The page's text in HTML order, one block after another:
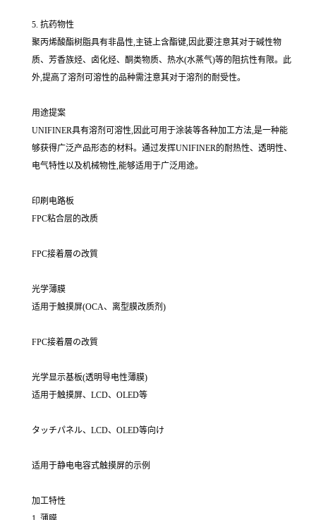
5. 抗药物性
聚丙烯酸酯树脂具有非晶性,主链上含酯键,因此要注意其对于碱性物
质、芳香族烃、卤化烃、酮类物质、热水(水蒸气)等的阻抗性有限。此
外,提高了溶剂可溶性的品种需注意其对于溶剂的耐受性。
用途提案
UNIFINER具有溶剂可溶性,因此可用于涂装等各种加工方法,是一种能
够获得广泛产品形态的材料。通过发挥UNIFINER的耐热性、透明性、
电气特性以及机械物性,能够适用于广泛用途。
印刷电路板
FPC粘合层的改质
FPC接着層の改質
光学薄膜
适用于触摸屏(OCA、离型膜改质剂)
FPC接着層の改質
光学显示基板(透明导电性薄膜)
适用于触摸屏、LCD、OLED等
タッチパネル、LCD、OLED等向け
适用于静电电容式触摸屏的示例
加工特性